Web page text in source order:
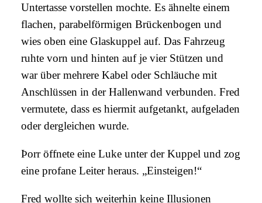
Untertasse vorstellen mochte. Es ähnelte einem
flachen, parabelförmigen Brückenbogen und
wies oben eine Glaskuppel auf. Das Fahrzeug
ruhte vorn und hinten auf je vier Stützen und
war über mehrere Kabel oder Schläuche mit
Anschlüssen in der Hallenwand verbunden. Fred
vermutete, dass es hiermit aufgetankt, aufgeladen
oder dergleichen wurde.
Þorr öffnete eine Luke unter der Kuppel und zog
eine profane Leiter heraus. „Einsteigen!“
Fred wollte sich weiterhin keine Illusionen